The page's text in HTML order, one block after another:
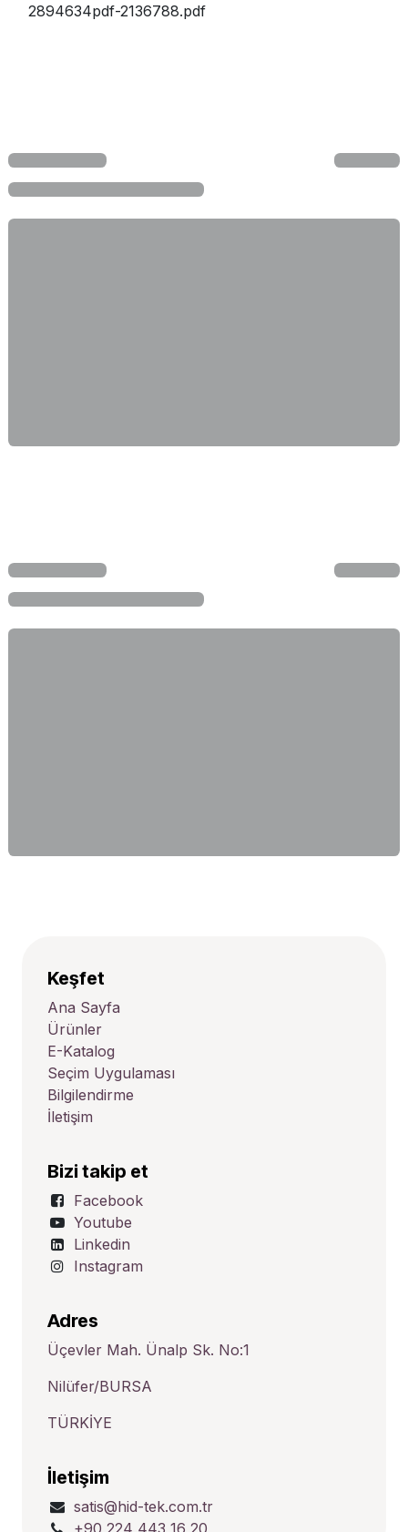
2894634pdf-2136788.pdf
Keşfet
Ana Sayfa
Ürünler
E-Katalog
Seçim Uygulaması
Bilgilendirme
İletişim
Bizi takip et
Facebook
Youtube
Linkedin
Instagram
Adres
Üçevler Mah. Ünalp Sk. No:1
Nilüfer/BURSA
TÜRKİYE
İletişim
satis@hid-tek.com.tr
+90 224 443 16 20